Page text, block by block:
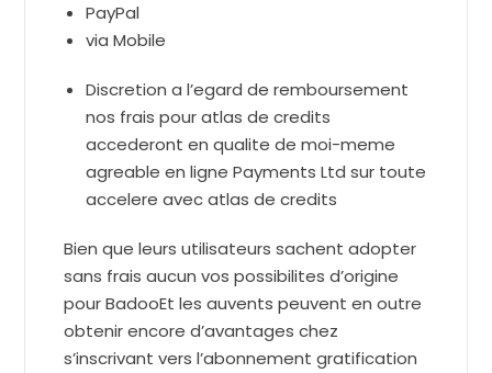
PayPal
via Mobile
Discretion a l’egard de remboursement
nos frais pour atlas de credits
accederont en qualite de moi-meme
agreable en ligne Payments Ltd sur toute
accelere avec atlas de credits
Bien que leurs utilisateurs sachent adopter
sans frais aucun vos possibilites d’origine
pour BadooEt les auvents peuvent en outre
obtenir encore d’avantages chez
s’inscrivant vers l’abonnement gratification